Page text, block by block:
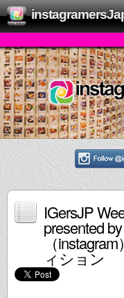
IGersJP
presented
（
ィション